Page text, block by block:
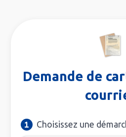
Demande de
Choisissez une